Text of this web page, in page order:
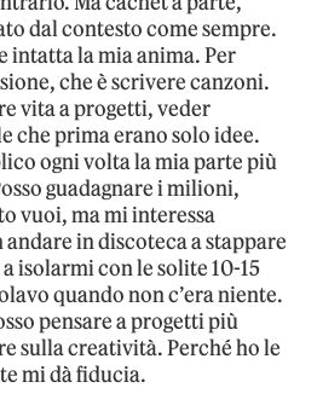
dal contesto come sempre.
intatta la mia anima. Per
che è scrivere canzoni.
vita a progetti, veder
che prima erano solo idee.
ogni volta la mia parte più
guadagnare i milioni,
vuoi, ma mi interessa
in discoteca a stappare
isolarmi con le solite 10-15
quando non c’era niente.
pensare a progetti più
sulla creatività. Perché ho le
mi dà fiducia.